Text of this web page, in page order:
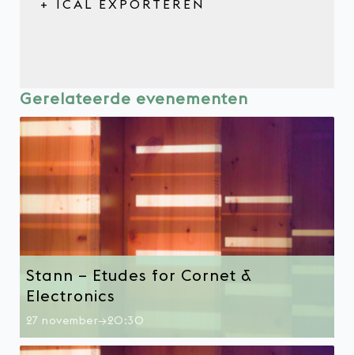
+ ICAL EXPORTEREN
Gerelateerde evenementen
Stann – Etudes for Cornet &
Electronics
27 november→20:30